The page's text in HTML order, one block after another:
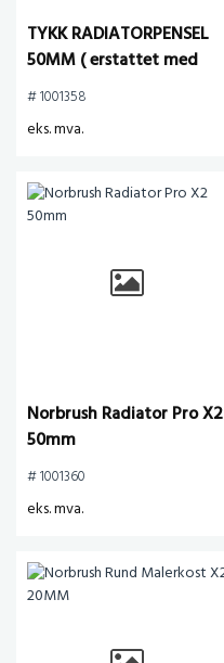
TYKK RADIATORPENSEL
50MM ( erstattet med
1011742 )
# 1001358
eks. mva.
Norbrush Radiator Pro X2
50mm
# 1001360
eks. mva.